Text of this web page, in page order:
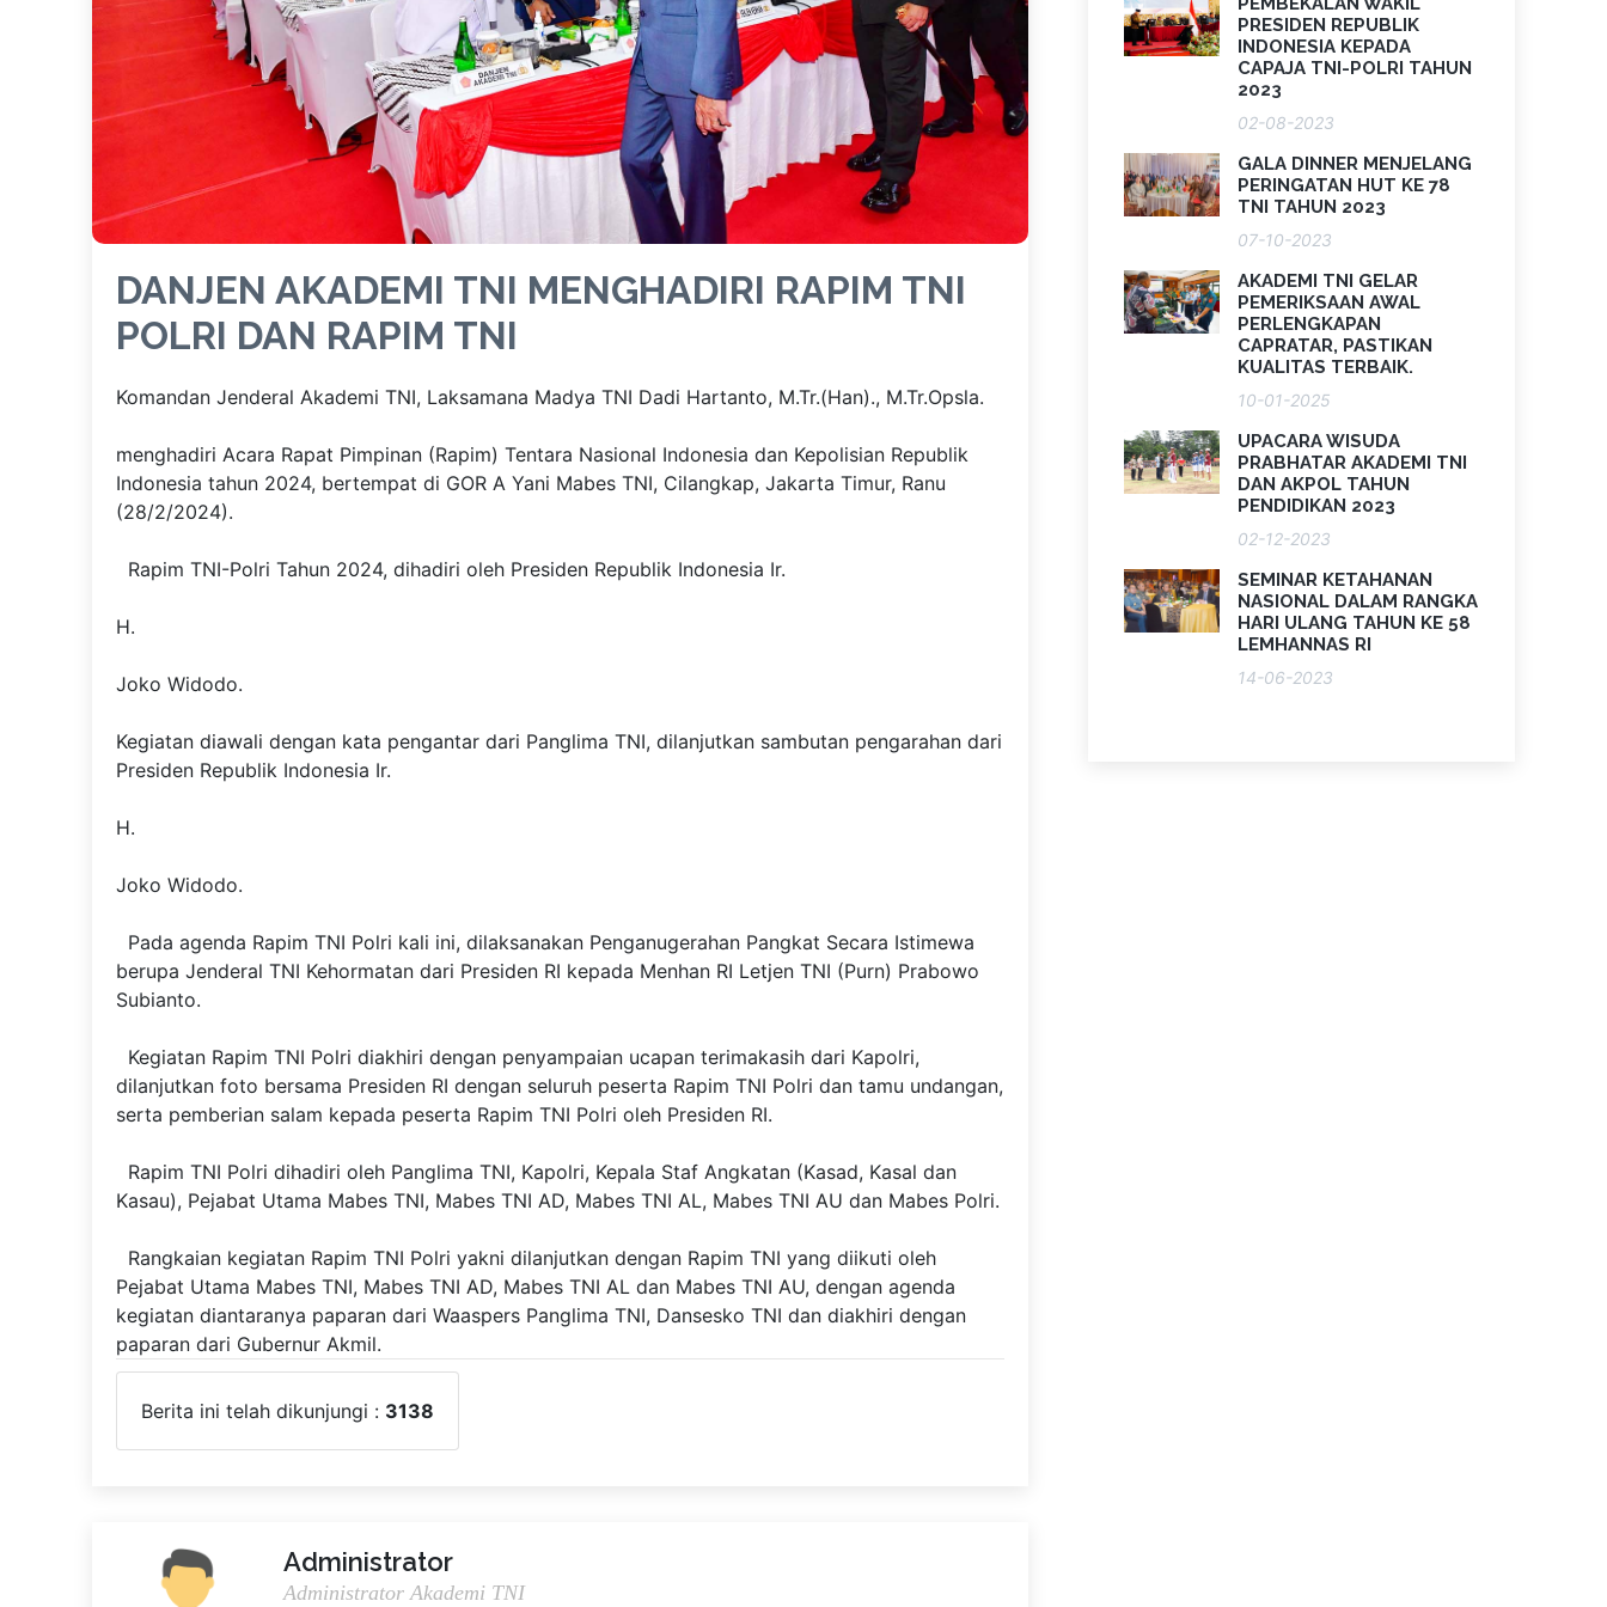
DANJEN AKADEMI TNI MENGHADIRI RAPIM TNI
POLRI DAN RAPIM TNI
Komandan Jenderal Akademi TNI, Laksamana Madya TNI Dadi Hartanto, M.Tr.(Han)., M.Tr.Opsla.
menghadiri Acara Rapat Pimpinan (Rapim) Tentara Nasional Indonesia dan Kepolisian Republik
Indonesia tahun 2024, bertempat di GOR A Yani Mabes TNI, Cilangkap, Jakarta Timur, Ranu
(28/2/2024).
Rapim TNI-Polri Tahun 2024, dihadiri oleh Presiden Republik Indonesia Ir.
H.
Joko Widodo.
Kegiatan diawali dengan kata pengantar dari Panglima TNI, dilanjutkan sambutan pengarahan dari
Presiden Republik Indonesia Ir.
H.
Joko Widodo.
Pada agenda Rapim TNI Polri kali ini, dilaksanakan Penganugerahan Pangkat Secara Istimewa
berupa Jenderal TNI Kehormatan dari Presiden RI kepada Menhan RI Letjen TNI (Purn) Prabowo
Subianto.
Kegiatan Rapim TNI Polri diakhiri dengan penyampaian ucapan terimakasih dari Kapolri,
dilanjutkan foto bersama Presiden RI dengan seluruh peserta Rapim TNI Polri dan tamu undangan,
serta pemberian salam kepada peserta Rapim TNI Polri oleh Presiden RI.
Rapim TNI Polri dihadiri oleh Panglima TNI, Kapolri, Kepala Staf Angkatan (Kasad, Kasal dan
Kasau), Pejabat Utama Mabes TNI, Mabes TNI AD, Mabes TNI AL, Mabes TNI AU dan Mabes Polri.
Rangkaian kegiatan Rapim TNI Polri yakni dilanjutkan dengan Rapim TNI yang diikuti oleh
Pejabat Utama Mabes TNI, Mabes TNI AD, Mabes TNI AL dan Mabes TNI AU, dengan agenda
kegiatan diantaranya paparan dari Waaspers Panglima TNI, Dansesko TNI dan diakhiri dengan
paparan dari Gubernur Akmil.
Berita ini telah dikunjungi : 3138
Administrator
Administrator Akademi TNI
PRESIDEN REPUBLIK
INDONESIA KEPADA
CAPAJA TNI-POLRI TAHUN
2023
02-08-2023
GALA DINNER MENJELANG
PERINGATAN HUT KE 78
TNI TAHUN 2023
07-10-2023
AKADEMI TNI GELAR
PEMERIKSAAN AWAL
PERLENGKAPAN
CAPRATAR, PASTIKAN
KUALITAS TERBAIK.
10-01-2025
UPACARA WISUDA
PRABHATAR AKADEMI TNI
DAN AKPOL TAHUN
PENDIDIKAN 2023
02-12-2023
SEMINAR KETAHANAN
NASIONAL DALAM RANGKA
HARI ULANG TAHUN KE 58
LEMHANNAS RI
14-06-2023